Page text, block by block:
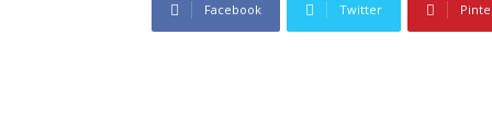
Facebook Twitter